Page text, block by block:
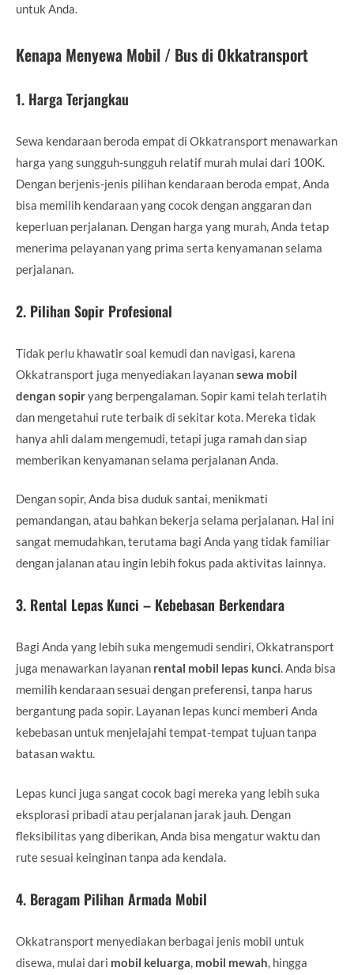
untuk Anda.
Kenapa Menyewa Mobil / Bus di Okkatransport
1. Harga Terjangkau
Sewa kendaraan beroda empat di Okkatransport menawarkan
harga yang sungguh-sungguh relatif murah mulai dari 100K.
Dengan berjenis-jenis pilihan kendaraan beroda empat, Anda
bisa memilih kendaraan yang cocok dengan anggaran dan
keperluan perjalanan. Dengan harga yang murah, Anda tetap
menerima pelayanan yang prima serta kenyamanan selama
perjalanan.
2. Pilihan Sopir Profesional
Tidak perlu khawatir soal kemudi dan navigasi, karena
Okkatransport juga menyediakan layanansewa mobil
dengan sopiryang berpengalaman. Sopir kami telah terlatih
dan mengetahui rute terbaik di sekitar kota. Mereka tidak
hanya ahli dalam mengemudi, tetapi juga ramah dan siap
memberikan kenyamanan selama perjalanan Anda.
Dengan sopir, Anda bisa duduk santai, menikmati
pemandangan, atau bahkan bekerja selama perjalanan. Hal ini
sangat memudahkan, terutama bagi Anda yang tidak familiar
dengan jalanan atau ingin lebih fokus pada aktivitas lainnya.
3. Rental Lepas Kunci – Kebebasan Berkendara
Bagi Anda yang lebih suka mengemudi sendiri, Okkatransport
juga menawarkan layanan rental mobil lepas kunci. Anda bisa
memilih kendaraan sesuai dengan preferensi, tanpa harus
bergantung pada sopir. Layanan lepas kunci memberi Anda
kebebasan untuk menjelajahi tempat-tempat tujuan tanpa
batasan waktu.
Lepas kunci juga sangat cocok bagi mereka yang lebih suka
eksplorasi pribadi atau perjalanan jarak jauh. Dengan
fleksibilitas yang diberikan, Anda bisa mengatur waktu dan
rute sesuai keinginan tanpa ada kendala.
4. Beragam Pilihan Armada Mobil
Okkatransport menyediakan berbagai jenis mobil untuk
disewa, mulai dari mobil keluarga mobil mewah , hingga